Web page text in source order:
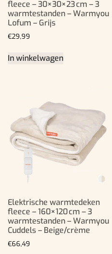
fleece – 30×30×23 cm – 3
warmtestanden – Warmyou
Lofum – Grijs
€29,99
In winkelwagen
Elektrische warmtedeken
fleece – 160×120 cm – 3
warmtestanden – Warmyou
Cuddels – Beige/crème
€66,49